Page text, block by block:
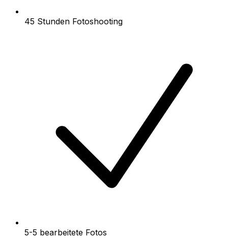
45 Stunden Fotoshooting
5-5 bearbeitete Fotos